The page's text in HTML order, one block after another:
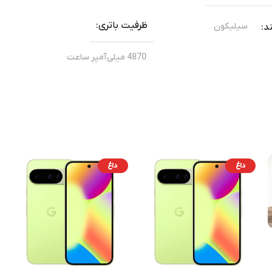
سیلیکون ظرفیت باتری
4870 میلی‌آمپر ساعت
دوربین اصلی
50/48/48 مگاپیکسل
Google Tensor G5
خاکستری,مشکی
داغ داغ